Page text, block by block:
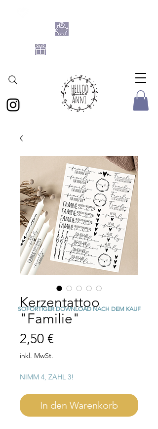
Kerzentattoo
"Familie"
2,50 €
inkl. MwSt.
NIMM 4, ZAHL 3!
In den Warenkorb
SOFORTIGER DOWNLOAD NACH DEM KAUF